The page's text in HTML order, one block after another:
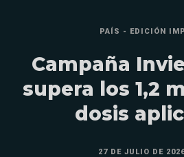
PAÍS - EDICIÓN
Campaña
supera los 1,2
dosis
27 DE JULIO DE